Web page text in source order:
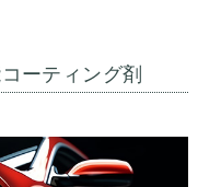
ーティング剤